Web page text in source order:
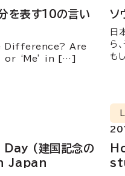
分を表す10の言い
Difference? Are
or ‘Me’ in […]
ソ
日
ら
も
(建国記念の
Japan